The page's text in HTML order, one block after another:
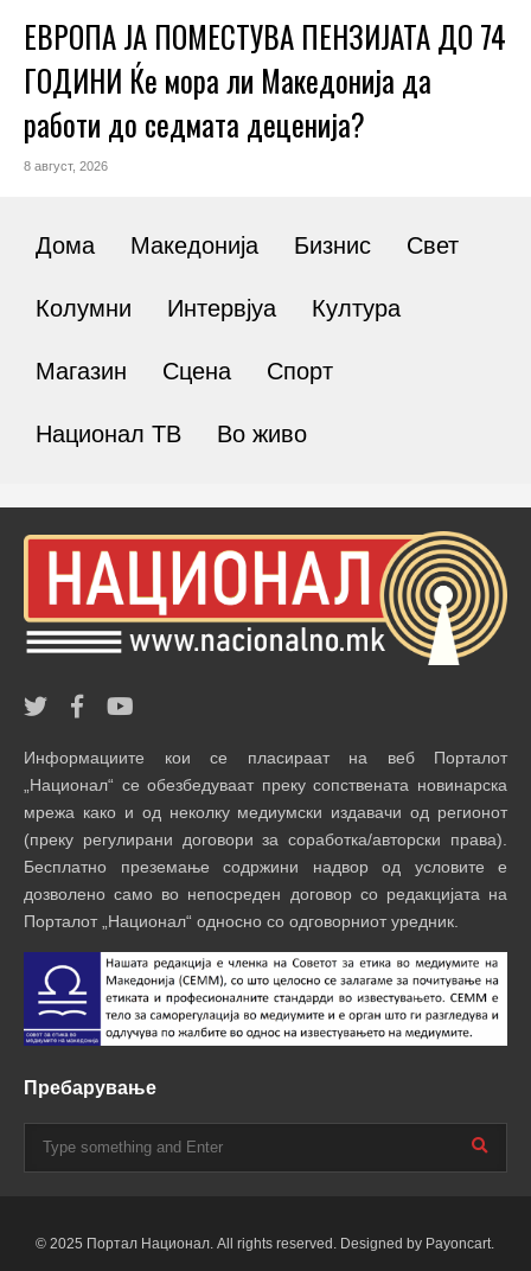
ЕВРОПА ЈА ПОМЕСТУВА ПЕНЗИЈАТА ДО 74
ГОДИНИ Ќе мора ли Македонија да
работи до седмата деценија?
8 август, 2026
Дома Македонија Бизнис Свет
Колумни Интервјуа Култура
Магазин Сцена Спорт
Национал ТВ Во живо
Информациите кои се пласираат на веб Порталот
„Национал“ се обезбедуваат преку сопствената новинарска
мрежа како и од неколку медиумски издавачи од регионот
(преку регулирани договори за соработка/авторски права).
Бесплатно преземање содржини надвор од условите е
дозволено само во непосреден договор со редакцијата на
Порталот „Национал“ односно со одговорниот уредник.
Пребарување
© 2025 Портал Национал. All rights reserved. Designed by Payoncart.